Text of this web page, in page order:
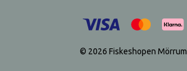
© 2026 Fiskeshopen Mörrum